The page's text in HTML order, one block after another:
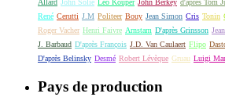
René Cerutti J.M Politeer Bouy Jean Simon Cris Tonin
Roger Vacher Henri Faivre Arnstam D'après Grinsson
J. Barbaud D'après François J.D. Van Caulaert Flipo
D'après Belinsky Desmé Robert Lévèque Gruau Luigi
Pays de production